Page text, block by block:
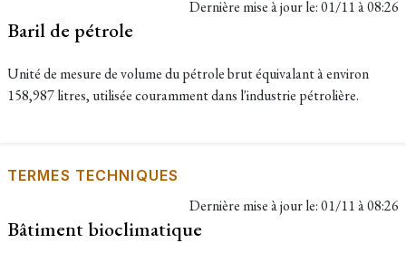
Dernière mise à jour le:01/11 à 08:26
Baril de pétrole
Unité de mesure de volume du pétrole brut équivalant à environ
158,987 litres, utilisée couramment dans l'industrie pétrolière.
TERMES TECHNIQUES
Dernière mise à jour le:01/11 à 08:26
Bâtiment bioclimatique